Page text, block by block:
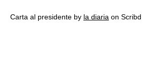
Carta al presidente by la diaria on Scribd